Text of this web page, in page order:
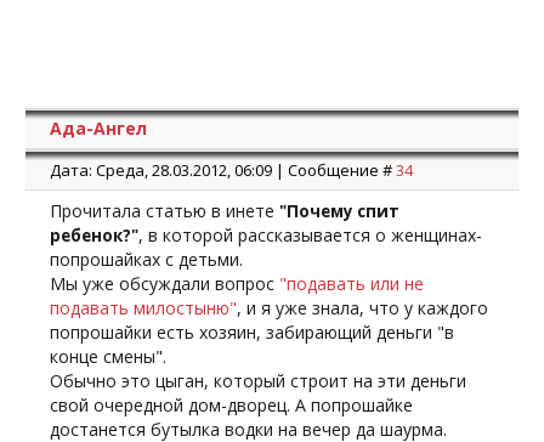
Ада-Ангел
Дата: Среда, 28.03.2012, 06:09 | Сообщение #34
Прочитала статью в инете "Почему спит
ребенок?", в которой рассказывается о женщинах-
попрошайках с детьми.
Мы уже обсуждали вопрос "подавать или не
подавать милостыню", и я уже знала, что у каждого
попрошайки есть хозяин, забирающий деньги "в
конце смены".
Обычно это цыган, который строит на эти деньги
свой очередной дом-дворец. А попрошайке
достанется бутылка водки на вечер да шаурма.